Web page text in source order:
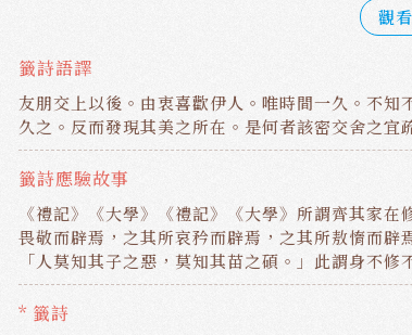
觀
籤詩語譯
友朋交上以後。由衷喜歡伊人。唯時間一久。不
久之。反而發現其美之所在。是何者該密交舍之宜
籤詩應驗故事
《禮記》《大學》《禮記》《大學》所謂齊其家
畏敬而辟焉，之其所哀矜而辟焉，之其所敖惰而辟
「人莫知其子之惡，莫知其苗之碩。」此謂身不修
* 籤詩